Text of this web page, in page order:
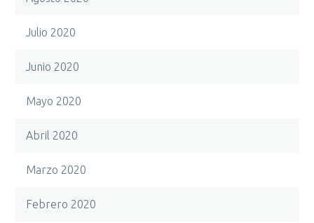
Julio 2020
Junio 2020
Mayo 2020
Abril 2020
Marzo 2020
Febrero 2020